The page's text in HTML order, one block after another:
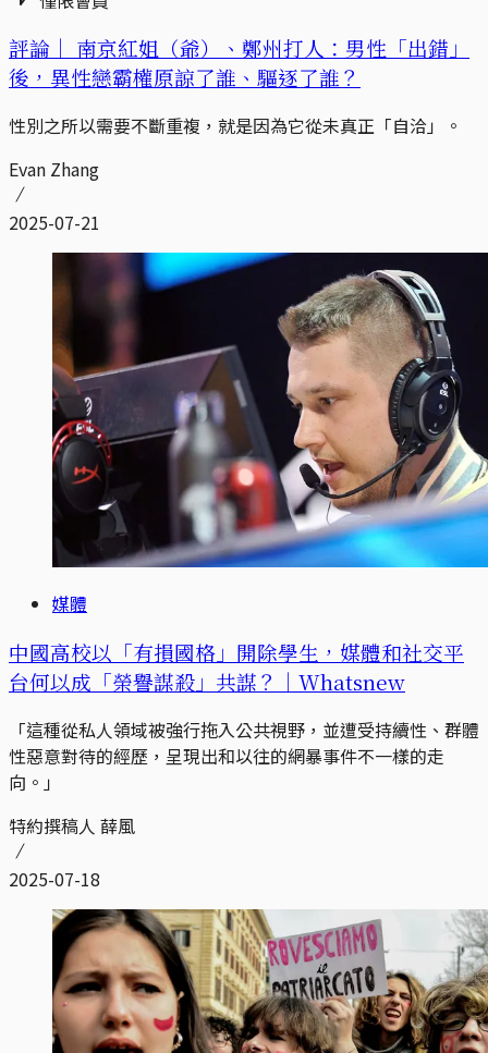
評論｜ 南京紅姐（爺）、鄭州打人：男性「出錯」
後，異性戀霸權原諒了誰、驅逐了誰？
性別之所以需要不斷重複，就是因為它從未真正「自洽」。
Evan Zhang
2025-07-21
媒體
中國高校以「有損國格」開除學生，媒體和社交平
台何以成「榮譽謀殺」共謀？｜Whatsnew
「這種從私人領域被強行拖入公共視野，並遭受持續性、群體
性惡意對待的經歷，呈現出和以往的網暴事件不一樣的走
向。」
特約撰稿人 薛風
2025-07-18